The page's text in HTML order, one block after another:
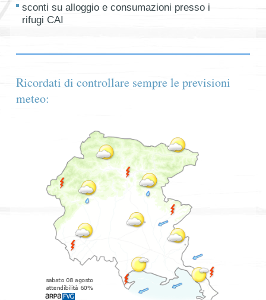
sconti su alloggio e consumazioni presso i
rifugi CAI
Ricordati di controllare sempre le previsioni
meteo: